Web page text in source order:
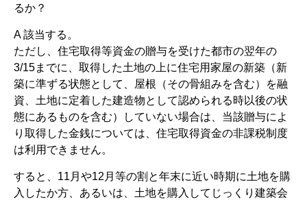
るか？
A 該当する。
ただし、住宅取得等資金の贈与を受けた都市の翌年の
3/15までに、取得した土地の上に住宅用家屋の新築（新
築に準ずる状態として、屋根（その骨組みを含む）を融
資、土地に定着した建造物として認められる時以後の状
態にあるものを含む）していない場合は、当該贈与によ
り取得した金銭については、住宅取得資金の非課税制度
は利用できません。
すると、11月や12月等の割と年末に近い時期に土地を購
入したか方、あるいは、土地を購入してじっくり建築会